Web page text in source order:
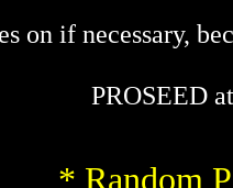
on if necessary,
PROSEED
* Random